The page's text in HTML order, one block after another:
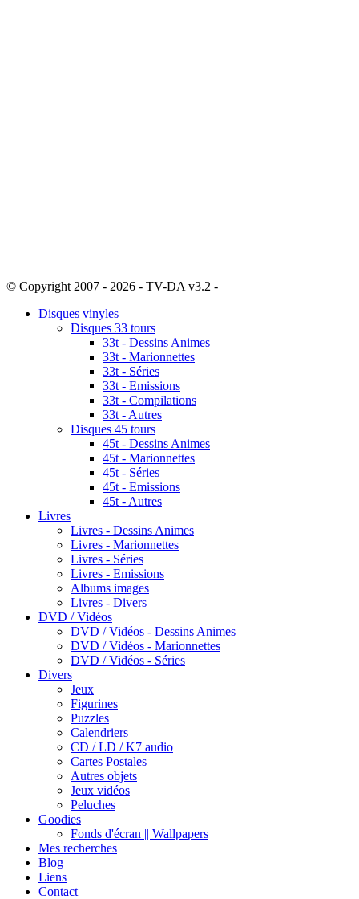
© Copyright 2007 - 2026 - TV-DA v3.2 -
Disques vinyles
Disques 33 tours
33t - Dessins Animes
33t - Marionnettes
33t - Séries
33t - Emissions
33t - Compilations
33t - Autres
Disques 45 tours
45t - Dessins Animes
45t - Marionnettes
45t - Séries
45t - Emissions
45t - Autres
Livres
Livres - Dessins Animes
Livres - Marionnettes
Livres - Séries
Livres - Emissions
Albums images
Livres - Divers
DVD / Vidéos
DVD / Vidéos - Dessins Animes
DVD / Vidéos - Marionnettes
DVD / Vidéos - Séries
Divers
Jeux
Figurines
Puzzles
Calendriers
CD / LD / K7 audio
Cartes Postales
Autres objets
Jeux vidéos
Peluches
Goodies
Fonds d'écran || Wallpapers
Mes recherches
Blog
Liens
Contact